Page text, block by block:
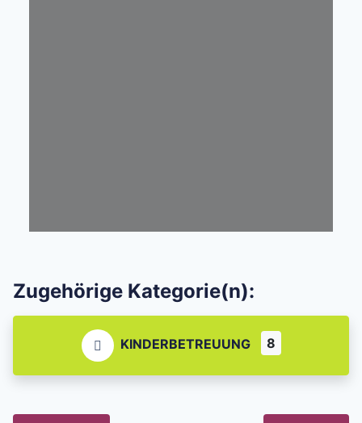
Zugehörige Kategorie(n):
KINDERBETREUUNG 8